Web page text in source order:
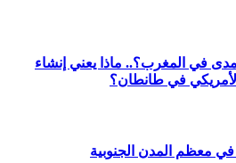
في المغرب؟.. ماذا يعني إنشاء
معظم المدن الجنوبية